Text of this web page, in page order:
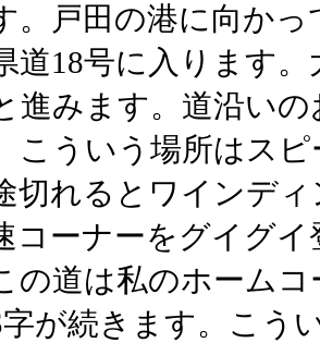
。戸田の港に向か
道18号に入ります
進みます。道沿い
こういう場所はス
切れるとワインデ
コーナーをグイグ
の道は私のホーム
字が続きます。こう